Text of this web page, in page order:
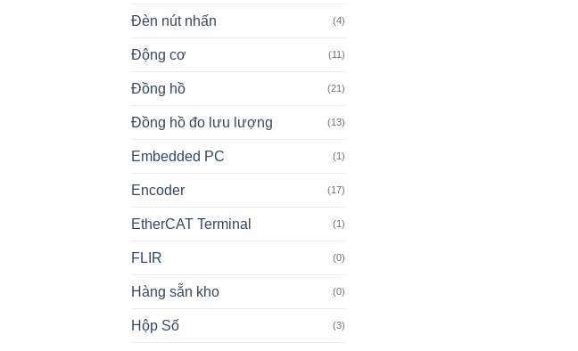
Đèn nút nhấn (4)
Động cơ (11)
Đồng hồ (21)
Đồng hồ đo lưu lượng (13)
Embedded PC (1)
Encoder (17)
EtherCAT Terminal (1)
FLIR (0)
Hàng sẵn kho (0)
Hộp Số (3)